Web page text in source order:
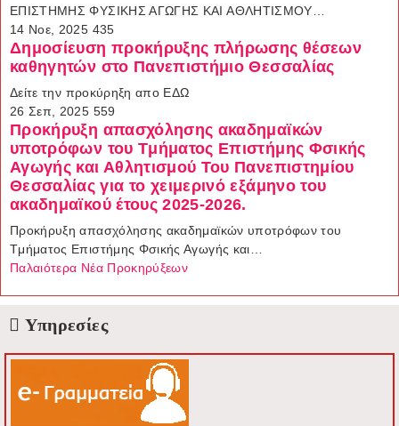
ΕΠΙΣΤΗΜΗΣ ΦΥΣΙΚΗΣ ΑΓΩΓΗΣ ΚΑΙ ΑΘΛΗΤΙΣΜΟΥ…
14 Νοε, 2025 435
Δημοσίευση προκήρυξης πλήρωσης θέσεων
καθηγητών στο Πανεπιστήμιο Θεσσαλίας
Δείτε την προκύρηξη απο ΕΔΩ
26 Σεπ, 2025 559
Προκήρυξη απασχόλησης ακαδημαϊκών
υποτρόφων του Tμήματος Eπιστήμης Φσικής
Αγωγής και Αθλητισμού Του Πανεπιστημίου
Θεσσαλίας για το χειμερινό εξάμηνο του
ακαδημαϊκού έτους 2025-2026.
Προκήρυξη απασχόλησης ακαδημαϊκών υποτρόφων του
Tμήματος Eπιστήμης Φσικής Αγωγής και…
Παλαιότερα Νέα Προκηρύξεων
Υπηρεσίες